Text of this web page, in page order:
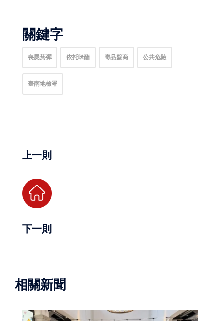
關鍵字
喪屍菸彈 依托咪酯 毒品盤商 公共危險
臺南地檢署
上一則
下一則
相關新聞